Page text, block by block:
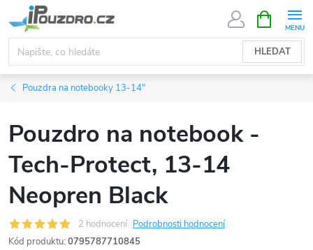
na
obsah
HLEDAT
NÁKUPNÍ
KOŠÍK
Pouzdra na notebooky 13-14"
Pouzdro na notebook -
Tech-Protect, 13-14
Neopren Black
2 hodnocení Podrobnosti hodnocení
Kód produktu: 0795787710845